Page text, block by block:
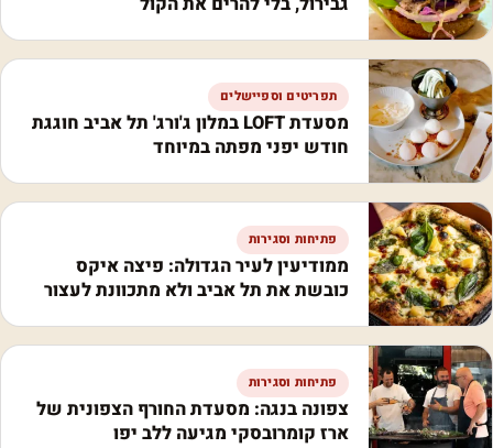
תפריטים וספיישלים
מסעדת LOFT במלון ג'ורג' תל אביב חוגגת
חודש יפני מפתה במיוחד
פתיחות וסגירות
ממודיעין לעיר הגדולה: פיצה איקס
כובשת את תל אביב ולא מתכוונת לעצור
פתיחות וסגירות
צפונה בנגה: מסעדת החורף הצפונית של
ארז קומרובסקי מגיעה ללב יפו